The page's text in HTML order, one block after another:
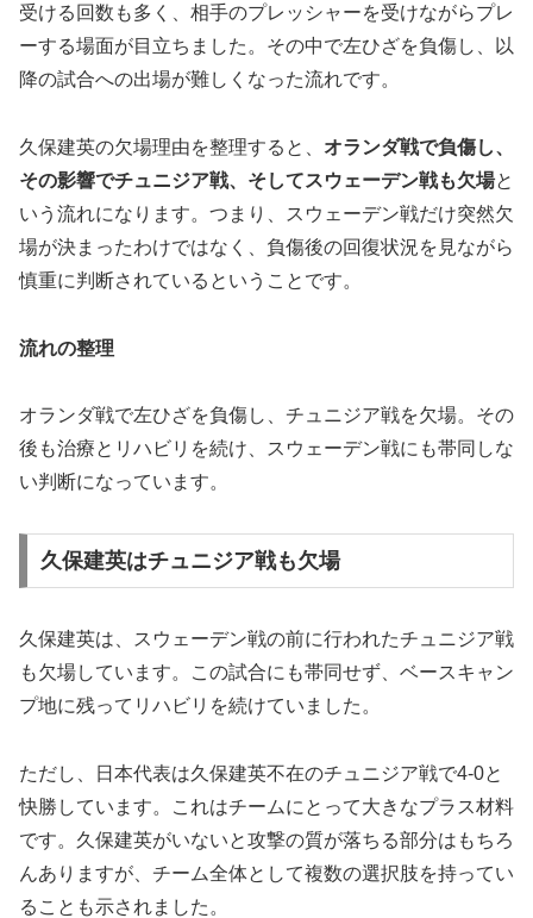
受ける回数も多く、相手のプレッシャーを受けながらプレ
ーする場面が目立ちました。その中で左ひざを負傷し、以
降の試合への出場が難しくなった流れです。
久保建英の欠場理由を整理すると、 オランダ戦で負傷し、
その影響でチュニジア戦、そしてスウェーデン戦も欠場と
いう流れになります。つまり、スウェーデン戦だけ突然欠
場が決まったわけではなく、負傷後の回復状況を見ながら
慎重に判断されているということです。
流れの整理
オランダ戦で左ひざを負傷し、チュニジア戦を欠場。その
後も治療とリハビリを続け、スウェーデン戦にも帯同しな
い判断になっています。
久保建英はチュニジア戦も欠場
久保建英は、スウェーデン戦の前に行われたチュニジア戦
も欠場しています。この試合にも帯同せず、ベースキャン
プ地に残ってリハビリを続けていました。
ただし、日本代表は久保建英不在のチュニジア戦で4-0と
快勝しています。これはチームにとって大きなプラス材料
です。久保建英がいないと攻撃の質が落ちる部分はもちろ
んありますが、チーム全体として複数の選択肢を持ってい
ることも示されました。